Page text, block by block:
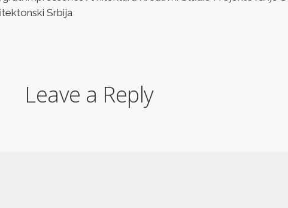
Srbija
Leave a Reply